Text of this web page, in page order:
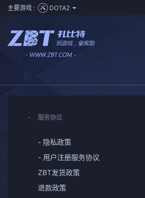
主要游戏 : DOTA2
服务协议
- 隐私政策
- 用户注册服务协议
ZBT发货政策
退款政策